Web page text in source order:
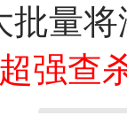
批量
强查